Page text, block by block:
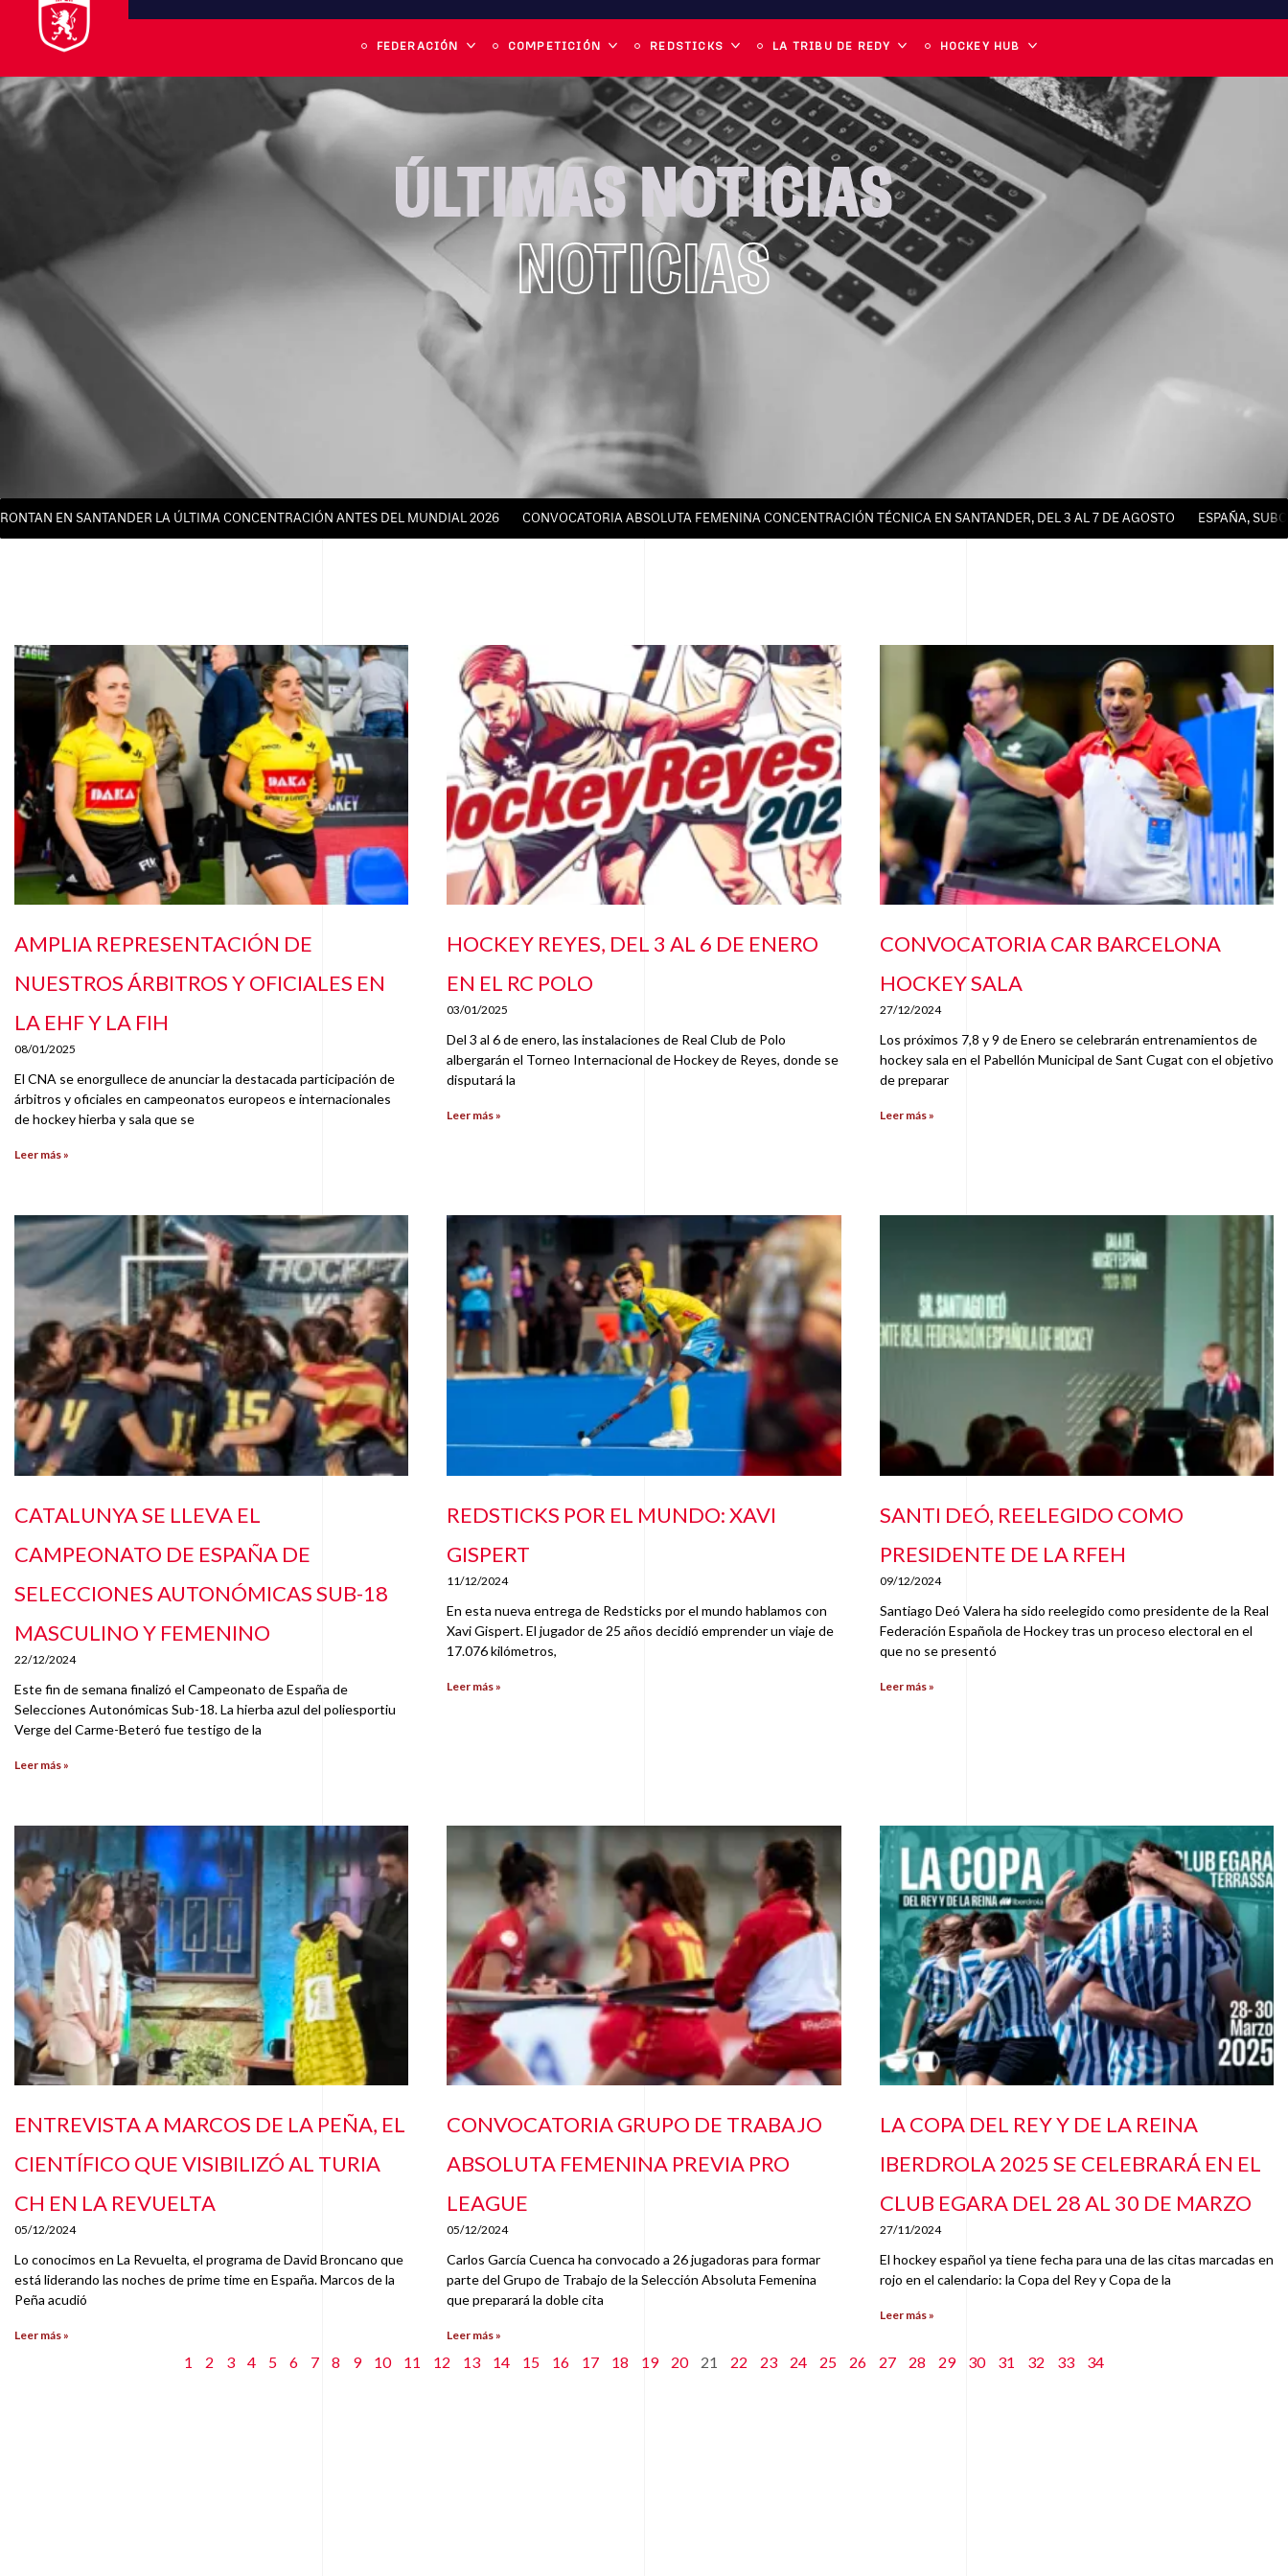
FEDERACIÓN COMPETICIÓN REDSTICKS LA TRIBU DE REDY HOCKEY HUB
ÚLTIMAS NOTICIAS
NOTICIAS
EN SANTANDER LA ÚLTIMA CONCENTRACIÓN ANTES DEL MUNDIAL 2026 CONVOCATORIA ABSOLUTA FEMENINA CONCENTRACIÓN TÉCNICA EN SANTANDER, DEL 3 AL 7 DE AGOSTO ESPAÑA,
AMPLIA REPRESENTACIÓN DE
NUESTROS ÁRBITROS Y OFICIALES EN
LA EHF Y LA FIH
08/01/2025
El CNA se enorgullece de anunciar la destacada participación de
árbitros y oficiales en campeonatos europeos e internacionales
de hockey hierba y sala que se
Leer más »
HOCKEY REYES, DEL 3 AL 6 DE ENERO
EN EL RC POLO
03/01/2025
Del 3 al 6 de enero, las instalaciones de Real Club de Polo
albergarán el Torneo Internacional de Hockey de Reyes, donde se
disputará la
Leer más »
CONVOCATORIA CAR BARCELONA
HOCKEY SALA
27/12/2024
Los próximos 7,8 y 9 de Enero se celebrarán entrenamientos de
hockey sala en el Pabellón Municipal de Sant Cugat con el objetivo
de preparar
Leer más »
CATALUNYA SE LLEVA EL
CAMPEONATO DE ESPAÑA DE
SELECCIONES AUTONÓMICAS SUB-18
MASCULINO Y FEMENINO
22/12/2024
Este fin de semana finalizó el Campeonato de España de
Selecciones Autonómicas Sub-18. La hierba azul del poliesportiu
Verge del Carme-Beteró fue testigo de la
Leer más »
REDSTICKS POR EL MUNDO: XAVI
GISPERT
11/12/2024
En esta nueva entrega de Redsticks por el mundo hablamos con
Xavi Gispert. El jugador de 25 años decidió emprender un viaje de
17.076 kilómetros,
Leer más »
SANTI DEÓ, REELEGIDO COMO
PRESIDENTE DE LA RFEH
09/12/2024
Santiago Deó Valera ha sido reelegido como presidente de la Real
Federación Española de Hockey tras un proceso electoral en el
que no se presentó
Leer más »
ENTREVISTA A MARCOS DE LA PEÑA, EL
CIENTÍFICO QUE VISIBILIZÓ AL TURIA
CH EN LA REVUELTA
05/12/2024
Lo conocimos en La Revuelta, el programa de David Broncano que
está liderando las noches de prime time en España. Marcos de la
Peña acudió
Leer más »
CONVOCATORIA GRUPO DE TRABAJO
ABSOLUTA FEMENINA PREVIA PRO
LEAGUE
05/12/2024
Carlos García Cuenca ha convocado a 26 jugadoras para formar
parte del Grupo de Trabajo de la Selección Absoluta Femenina
que preparará la doble cita
Leer más »
LA COPA DEL REY Y DE LA REINA
IBERDROLA 2025 SE CELEBRARÁ EN EL
CLUB EGARA DEL 28 AL 30 DE MARZO
27/11/2024
El hockey español ya tiene fecha para una de las citas marcadas en
rojo en el calendario: la Copa del Rey y Copa de la
Leer más »
1 2 3 4 5 6 7 8 9 10 11 12 13 14 15 16 17 18 19 20 21 22 23 24 25 26 27 28 29 30 31 32 33 34